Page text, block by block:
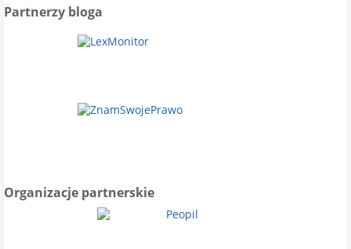
Partnerzy bloga
Organizacje partnerskie